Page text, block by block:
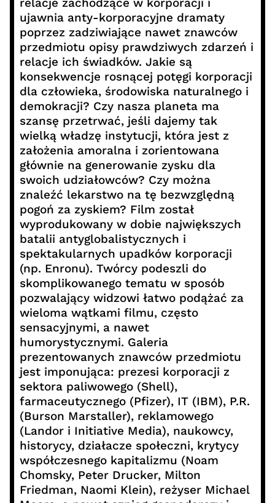
relacje zachodzące w korporacji i
ujawnia anty-korporacyjne dramaty
poprzez zadziwiające nawet znawców
przedmiotu opisy prawdziwych zdarzeń i
relacje ich świadków. Jakie są
konsekwencje rosnącej potęgi korporacji
dla człowieka, środowiska naturalnego i
demokracji? Czy nasza planeta ma
szansę przetrwać, jeśli dajemy tak
wielką władzę instytucji, która jest z
założenia amoralna i zorientowana
głównie na generowanie zysku dla
swoich udziałowców? Czy można
znaleźć lekarstwo na tę bezwzględną
pogoń za zyskiem? Film został
wyprodukowany w dobie największych
batalii antyglobalistycznych i
spektakularnych upadków korporacji
(np. Enronu). Twórcy podeszli do
skomplikowanego tematu w sposób
pozwalający widzowi łatwo podążać za
wieloma wątkami filmu, często
sensacyjnymi, a nawet
humorystycznymi. Galeria
prezentowanych znawców przedmiotu
jest imponująca: prezesi korporacji z
sektora paliwowego (Shell),
farmaceutycznego (Pfizer), IT (IBM), P.R.
(Burson Marstaller), reklamowego
(Landor i Initiative Media), naukowcy,
historycy, działacze społeczni, krytycy
współczesnego kapitalizmu (Noam
Chomsky, Peter Drucker, Milton
Friedman, Naomi Klein), reżyser Michael